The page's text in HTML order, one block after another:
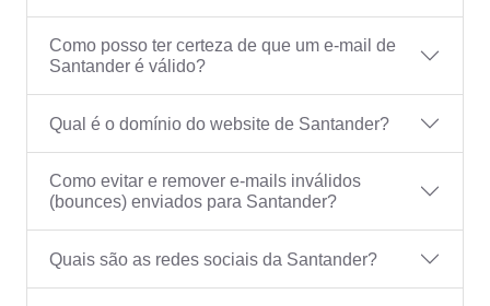
Como posso ter certeza de que um e-mail de
Santander é válido?
Qual é o domínio do website de Santander?
Como evitar e remover e-mails inválidos
(bounces) enviados para Santander?
Quais são as redes sociais da Santander?